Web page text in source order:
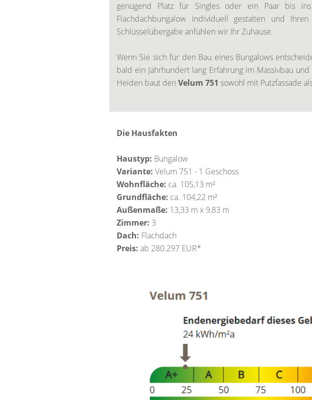
genügend Platz für Singles oder ein Paar bis
Flachdachbungalow individuell gestalten und
Schlüsselübergabe anfühlen wir Ihr Zuhause.
Wenn Sie sich für den Bau eines Bungalows
bald ein Jahrhundert lang Erfahrung im Massivbau
Heiden baut den Velum 751 sowohl mit Putzfassade
Die Hausfakten
Haustyp: Bungalow
Variante: Velum 751 - 1 Geschoss
Wohnfläche: ca. 105,13 m²
Grundfläche: ca. 104,22 m²
Außenmaße: 13,33 m x 9,83 m
Zimmer: 3
Dach: Flachdach
Preis: ab 280.297 EUR*